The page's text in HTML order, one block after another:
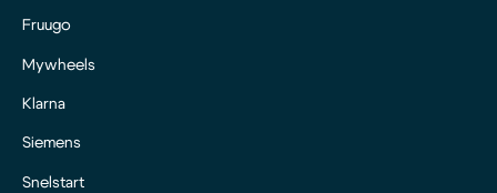
Fruugo
Mywheels
Klarna
Siemens
Snelstart